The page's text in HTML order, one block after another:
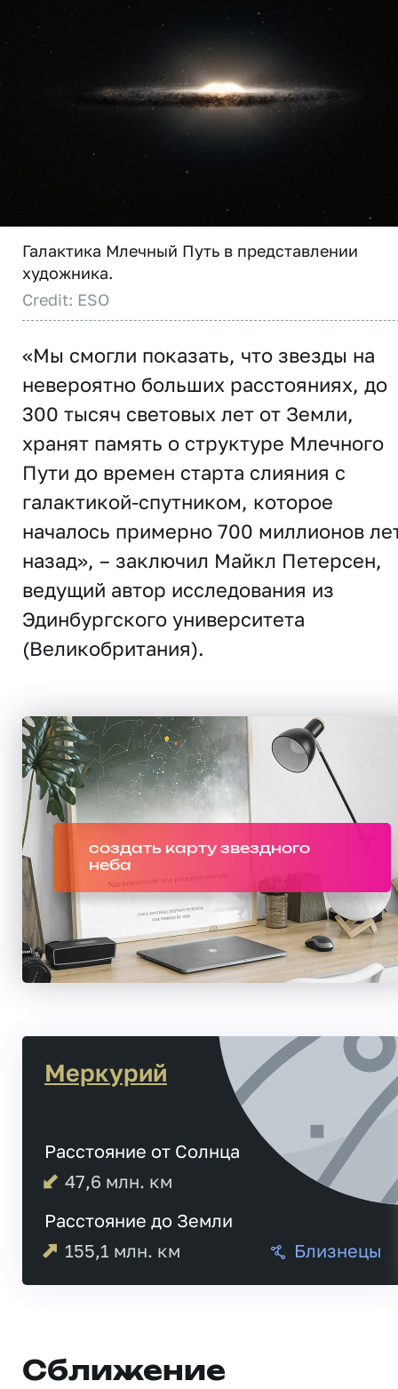
Галактика Млечный Путь в представлении
художника.
Credit: ESO
«Мы смогли показать, что звезды на
невероятно больших расстояниях, до
300 тысяч световых лет от Земли,
хранят память о структуре Млечного
Пути до времен старта слияния с
галактикой-спутником, которое
началось примерно 700 миллионов
назад», – заключил Майкл Петерсен,
ведущий автор исследования из
Эдинбургского университета
(Великобритания).
создать карту звездного
неба
Меркурий
Расстояние от Солнца
47,6 млн. км
Расстояние до Земли
155,1 млн. км Близнецы
Сближение